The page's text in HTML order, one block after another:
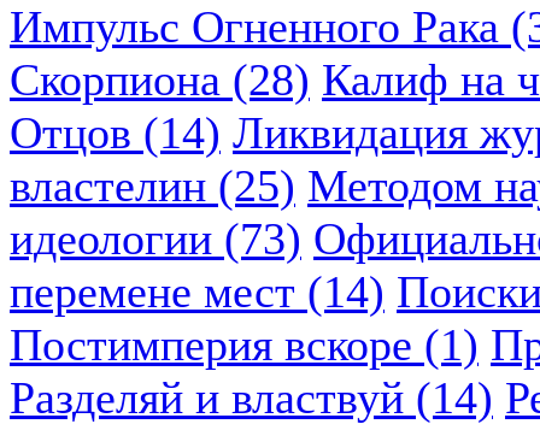
Импульс Огненного Рака
Скорпиона (28) Калиф на
Отцов (14) Ликвидация
властелин (25) Методом
идеологии (73)
перемене мест (14)
Постимперия вскоре (1)
Разделяй и властвуй (14)